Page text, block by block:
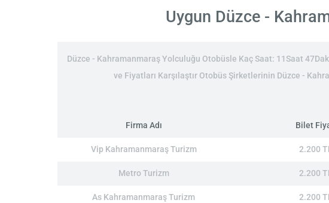
Uygun Düzce -
Düzce - Kahramanmaraş Yolculuğu Otobüsle Kaç Saat: 11Saat
ve Fiyatları Karşılaştır Otobüs Şirketlerinin Düzce -
Firma Adı Bilet
Vip Kahramanmaraş Turizm 2.200
Metro Turizm 2.200
As Kahramanmaraş Turizm 2.200